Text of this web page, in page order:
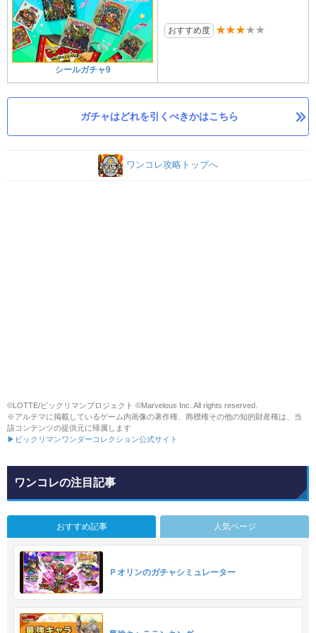
シールガチャ9
おすすめ度 ★★★★★
ガチャはどれを引くべきかはこちら
ワンコレ攻略トップへ
©LOTTE/ビックリマンプロジェクト ©Marvelous Inc. All rights reserved.
※アルテマに掲載しているゲーム内画像の著作権、商標権その他の知的財産権は、当
該コンテンツの提供元に帰属します
▶ビックリマンワンダーコレクション公式サイト
ワンコレの注目記事
おすすめ記事 人気ページ
Ｐオリンのガチャシミュレーター